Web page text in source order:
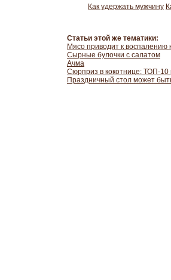
Как удержать мужчину
Статьи этой же тематики:
Мясо приводит к воспалению
Сырные булочки с салатом
Ачма
Сюрприз в кокотнице: ТОП-
Праздничный стол может